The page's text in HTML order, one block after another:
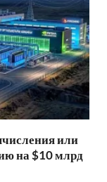
или
на $10 млрд